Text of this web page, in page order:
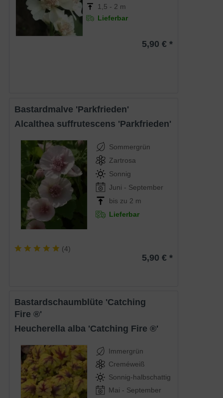
1,5 - 2 m
Lieferbar
5,90 € *
Bastardmalve 'Parkfrieden'
Alcalthea suffrutescens 'Parkfrieden'
Sommergrün
Zartrosa
Sonnig
Juni - September
bis zu 2 m
Lieferbar
(4)
5,90 € *
Bastardschaumblüte 'Catching
Fire ®'
Heucherella alba 'Catching Fire ®'
Immergrün
Creméweiß
Sonnig-halbschattig
Mai - September